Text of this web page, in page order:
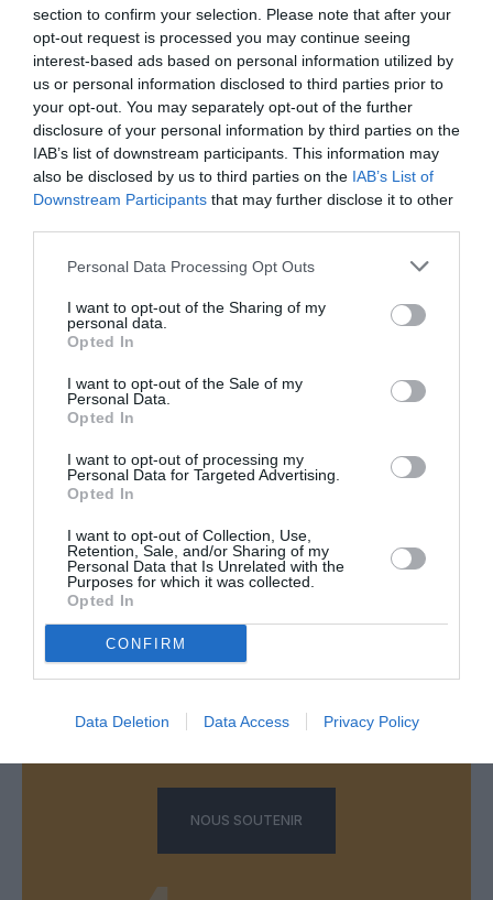
section to confirm your selection. Please note that after your
opt-out request is processed you may continue seeing
interest-based ads based on personal information utilized by
us or personal information disclosed to third parties prior to
your opt-out. You may separately opt-out of the further
disclosure of your personal information by third parties on the
IAB’s list of downstream participants. This information may
also be disclosed by us to third parties on the IAB’s List of
Downstream Participants that may further disclose it to other
Personal Data Processing Opt Outs
I want to opt-out of the Sharing of my
personal data.
Opted In
I want to opt-out of the Sale of my
Personal Data.
Opted In
I want to opt-out of processing my
Personal Data for Targeted Advertising.
Opted In
I want to opt-out of Collection, Use,
Retention, Sale, and/or Sharing of my
Personal Data that Is Unrelated with the
Purposes for which it was collected.
Opted In
CONFIRM
Data Deletion Data Access Privacy Policy
COMMENTAIRE(S)
LoLa commenté :
11 juin 2021 - 8 h 54 min
« jusqu’à 180 emplois directs et plus de 2200 emplois
indirects »
larrya commenté :
Le choix entre Ryanair et la “nouvelle” Alitalia…
Vous préférez le cancer ou le sida?
LAISSER UN COMMENTAIRE
FAIRE UN DON
Appel aux lecteurs !
Soutenez Air Journal participez
à son
NOUS SOUTENIR